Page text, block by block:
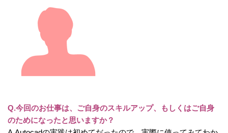
Q.今回のお仕事は、ご自身のスキルアップ、もしくはご自身
のためになったと思いますか？